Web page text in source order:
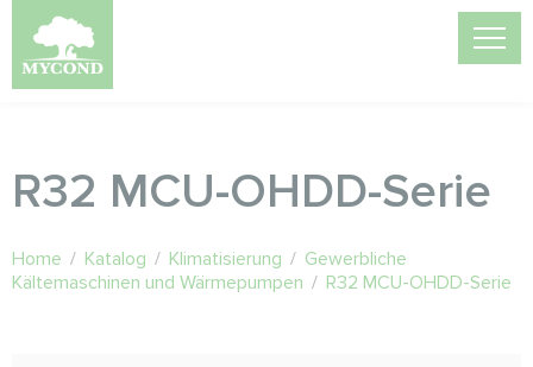
R32 MCU-OHDD-Serie
Home / Katalog / Klimatisierung / Gewerbliche
Kältemaschinen und Wärmepumpen / R32 MCU-OHDD-Serie